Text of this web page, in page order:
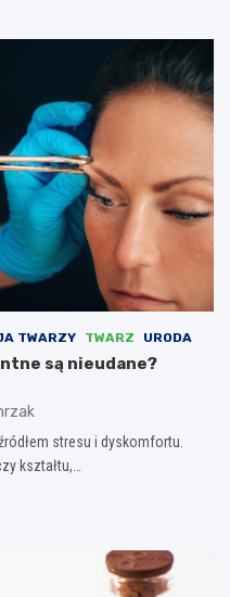
TWARZY TWARZ URODA
są nieudane?
stresu i dyskomfortu.
kształtu,…